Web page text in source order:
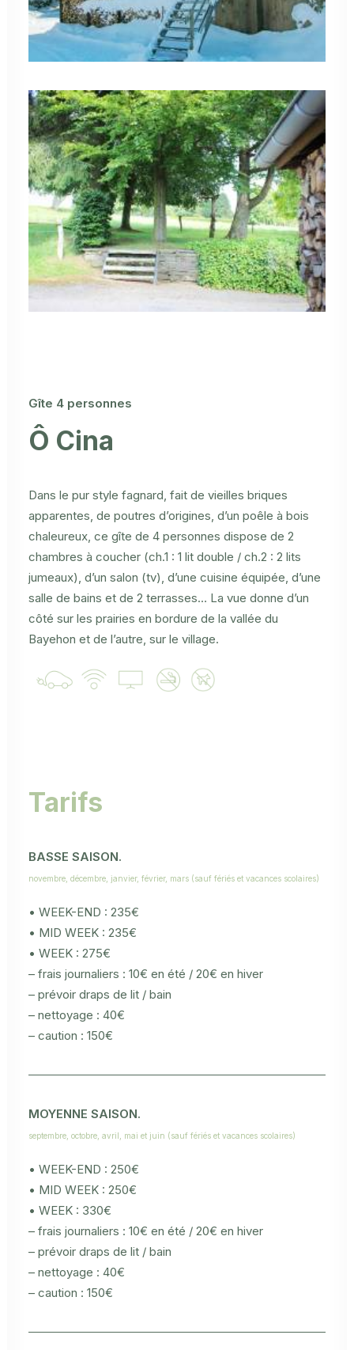
Gîte 4 personnes
Ô Cina
Dans le pur style fagnard, fait de vieilles briques
apparentes, de poutres d’origines, d’un poêle à bois
chaleureux, ce gîte de 4 personnes dispose de 2
chambres à coucher (ch.1 : 1 lit double / ch.2 : 2 lits
jumeaux), d’un salon (tv), d’une cuisine équipée, d’une
salle de bains et de 2 terrasses… La vue donne d’un
côté sur les prairies en bordure de la vallée du
Bayehon et de l’autre, sur le village.
Tarifs
BASSE SAISON.
novembre, décembre, janvier, février, mars (sauf fériés et vacances scolaires)
• WEEK-END : 235€
• MID WEEK : 235€
• WEEK : 275€
– frais journaliers : 10€ en été / 20€ en hiver
– prévoir draps de lit / bain
– nettoyage : 40€
– caution : 150€
MOYENNE SAISON.
septembre, octobre, avril, mai et juin (sauf fériés et vacances scolaires)
• WEEK-END : 250€
• MID WEEK : 250€
• WEEK : 330€
– frais journaliers : 10€ en été / 20€ en hiver
– prévoir draps de lit / bain
– nettoyage : 40€
– caution : 150€